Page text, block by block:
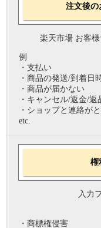
注文後の
楽天市場 お客様
例
・支払い
・商品の発送/到着日
・商品が届かない
・キャンセル/返金/返
・ショップと連絡が
etc.
権
入力
・商標権侵害